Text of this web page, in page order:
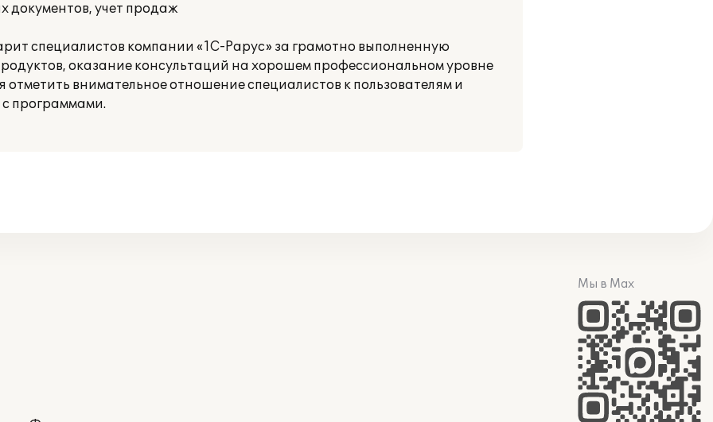
документов, учет продаж
специалистов компании «1С-Рарус» за грамотно выполненную
оказание консультаций на хорошем профессиональном уровне
отметить внимательное отношение специалистов к пользователям и
программами.
Мы в Max